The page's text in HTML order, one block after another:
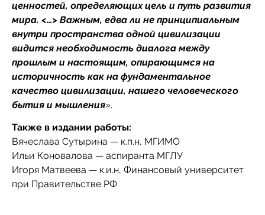
ценностей, определяющих цель и путь развития
мира. <…> Важным, едва ли не принципиальным
внутри пространства одной цивилизации
видится необходимость диалога между
прошлым и настоящим, опирающимся на
историчность как на фундаментальное
качество цивилизации, нашего человеческого
бытия и мышления».
Также в издании работы:
Вячеслава Сутырина — к.п.н, МГИМО
Ильи Коновалова — аспиранта МГЛУ
Игоря Матвеева — к.и.н, Финансовый университет
при Правительстве РФ